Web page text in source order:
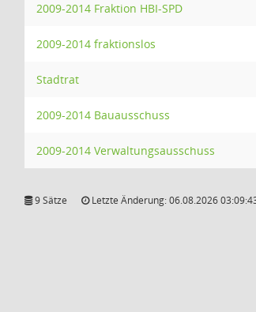
2009-2014 Fraktion HBI-SPD
2009-2014 fraktionslos
Stadtrat
2009-2014 Bauausschuss
2009-2014 Verwaltungsausschuss
9 Sätze Letzte Änderung: 06.08.2026